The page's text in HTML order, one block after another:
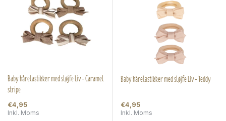
Baby hårelastikker med sløjfe Liv - Caramel
stripe
€4,95
Inkl. Moms
Baby hårelastikker med sløjfe Liv - Teddy
€4,95
Inkl. Moms